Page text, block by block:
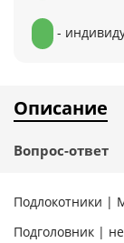
-
Описание
Вопрос-ответ
Подлокотники |
Подголовник |